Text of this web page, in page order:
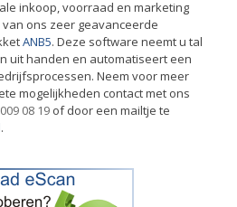
inkoop, voorraad en marketing
ons zeer geavanceerde
ANB5. Deze software neemt u tal
uit handen en automatiseert een
Neem voor meer
mogelijkheden contact met ons
08 19 of door een mailtje te
.